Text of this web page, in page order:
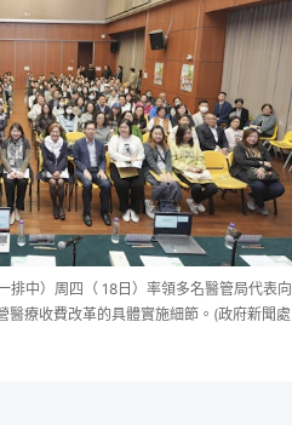
排中）周四（ 18日）率領多名醫管局代表向
療收費改革的具體實施細節。(政府新聞處